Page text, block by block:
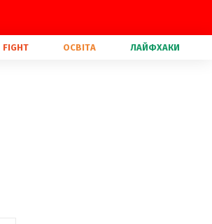
FIGHT ОСВІТА ЛАЙФХАКИ